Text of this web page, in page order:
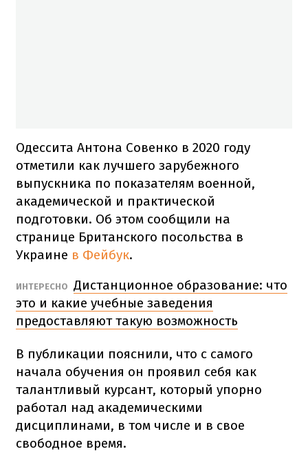
Одессита Антона Совенко в 2020 году
отметили как лучшего зарубежного
выпускника по показателям военной,
академической и практической
подготовки. Об этом сообщили на
странице Британского посольства в
Украине в Фейбук.
ИНТЕРЕСНО Дистанционное образование: что
это и какие учебные заведения
предоставляют такую возможность
В публикации пояснили, что с самого
начала обучения он проявил себя как
талантливый курсант, который упорно
работал над академическими
дисциплинами, в том числе и в свое
свободное время.